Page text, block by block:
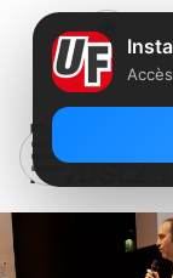
Pourquoi
le VDSL2